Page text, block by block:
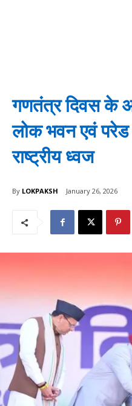
गणतंत्र दिवस के
लोक भवन एवं परेड
राष्ट्रीय ध्वज
By LOKPAKSH January 26, 2026